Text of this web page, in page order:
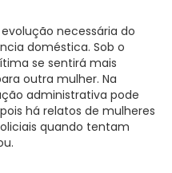
necessária do
doméstica. Sob o
se sentirá mais
outra mulher. Na
administrativa pode
há relatos de mulheres
quando tentam